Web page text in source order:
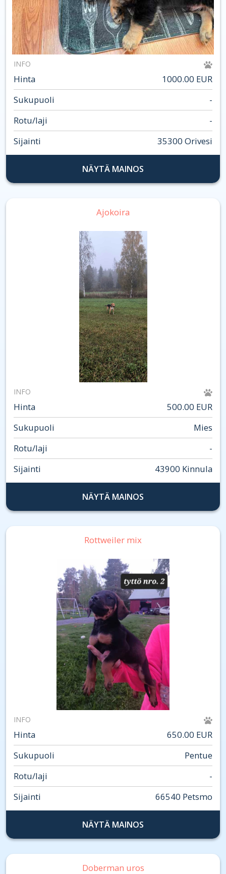
INFO
Hinta
1000.00 EUR
Sukupuoli
-
Rotu/laji
-
Sijainti
35300 Orivesi
NÄYTÄ MAINOS
Ajokoira
INFO
Hinta
500.00 EUR
Sukupuoli
Mies
Rotu/laji
-
Sijainti
43900 Kinnula
NÄYTÄ MAINOS
Rottweiler mix
INFO
Hinta
650.00 EUR
Sukupuoli
Pentue
Rotu/laji
-
Sijainti
66540 Petsmo
NÄYTÄ MAINOS
Doberman uros